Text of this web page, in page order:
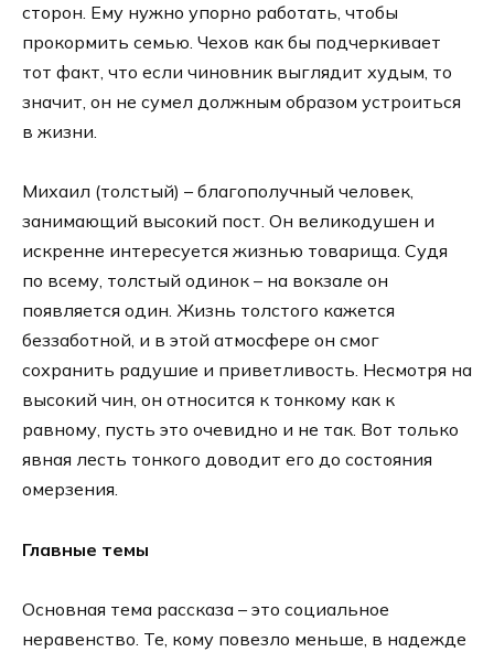
сторон. Ему нужно упорно работать, чтобы
прокормить семью. Чехов как бы подчеркивает
тот факт, что если чиновник выглядит худым, то
значит, он не сумел должным образом устроиться
в жизни.
Михаил (толстый) – благополучный человек,
занимающий высокий пост. Он великодушен и
искренне интересуется жизнью товарища. Судя
по всему, толстый одинок – на вокзале он
появляется один. Жизнь толстого кажется
беззаботной, и в этой атмосфере он смог
сохранить радушие и приветливость. Несмотря на
высокий чин, он относится к тонкому как к
равному, пусть это очевидно и не так. Вот только
явная лесть тонкого доводит его до состояния
омерзения.
Главные темы
Основная тема рассказа – это социальное
неравенство. Те, кому повезло меньше, в надежде